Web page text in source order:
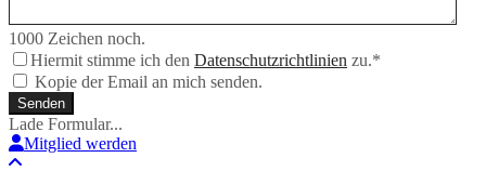
1000 Zeichen noch.
Hiermit stimme ich den Datenschutzrichtlinien zu.*
Kopie der Email an mich senden.
Senden
Lade Formular...
Mitglied werden